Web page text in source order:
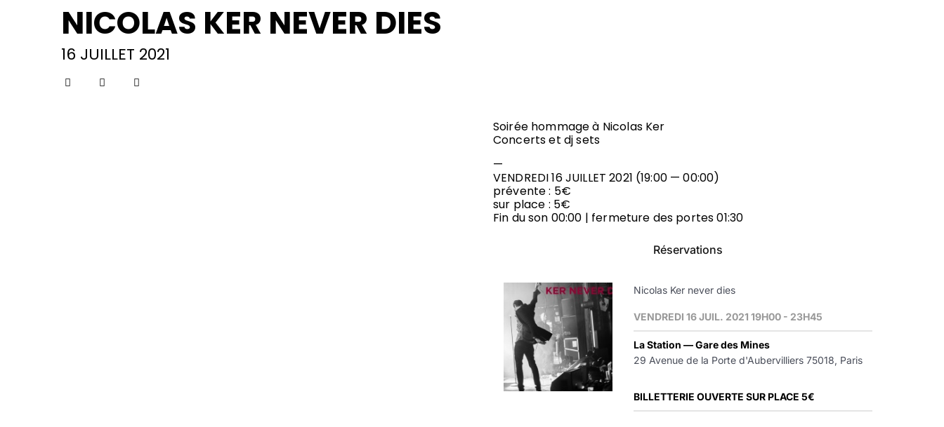
NICOLAS KER NEVER DIES
16 JUILLET 2021
Soirée hommage à Nicolas Ker
Concerts et dj sets
—
VENDREDI 16 JUILLET 2021 (19:00 — 00:00)
prévente : 5€
sur place : 5€
Fin du son 00:00 | fermeture des portes 01:30